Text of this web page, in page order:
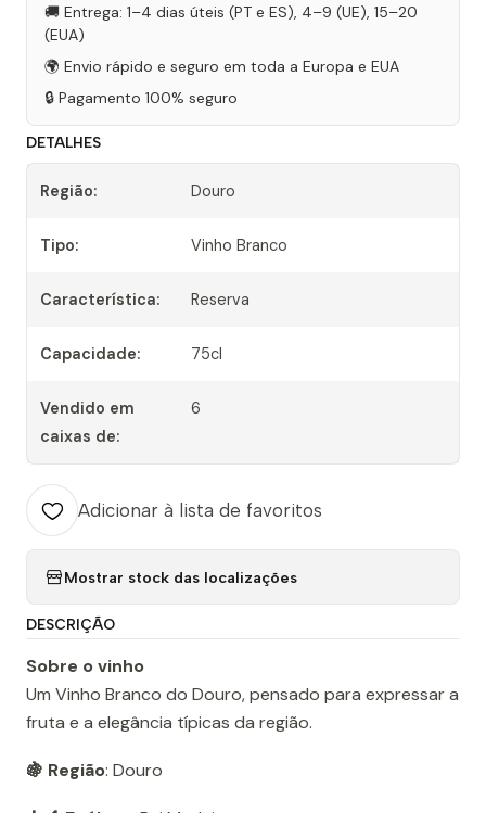
🚚 Entrega: 1–4 dias úteis (PT e ES), 4–9 (UE), 15–20
(EUA)
🌍 Envio rápido e seguro em toda a Europa e EUA
🔒 Pagamento 100% seguro
DETALHES
Região: Douro
Tipo: Vinho Branco
Característica: Reserva
Capacidade: 75cl
Vendido em
caixas de:
6
Adicionar à lista de favoritos
Mostrar stock das localizações
DESCRIÇÃO
Sobre o vinho
Um Vinho Branco do Douro, pensado para expressar a
fruta e a elegância típicas da região.
🍇 Região: Douro